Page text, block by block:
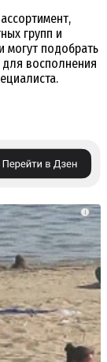
групп и
могут подобрать
восполнения
i